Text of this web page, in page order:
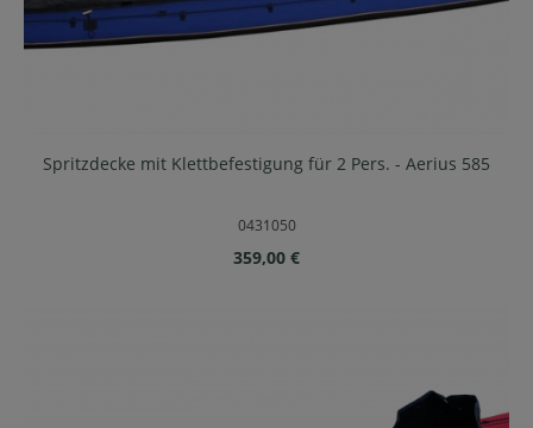
Spritzdecke mit Klettbefestigung für 2 Pers. - Aerius 585
0431050
Regulärer Preis:
359,00 €